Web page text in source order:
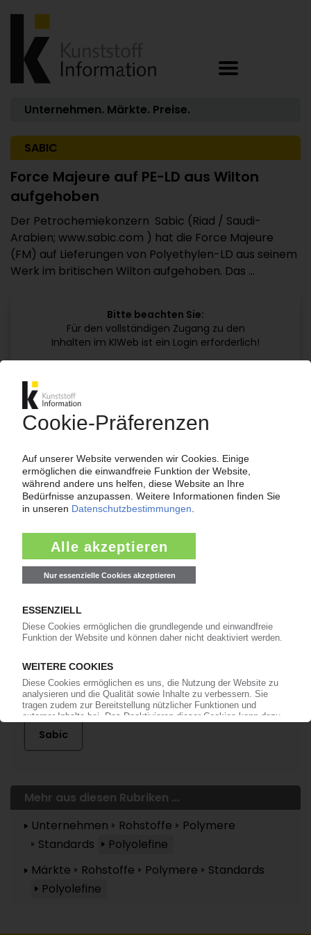
Unternehmen. Märkte. Preise.
SABIC
Force Majeure auf PE-LD aus Wilton
aufgehoben
Der Petrochemiekonzern Sabic (Riad / Saudi-
Arabien; www.sabic.com ) hat die Force Majeure
(FM) auf Lieferungen von Polyethylen-LD aus seinem
Werk im britischen Wilton aufgehoben. Das ...
Bitte beachten Sie:
Für den vollständigen Zugang zu den
Inhalten im KIWeb ist ein Login erforderlich!
Jetzt weiterlesen mit einem KI Abo:
Ihr KI Zugang
jährlich kündbar
ab99€/Monat
Jetzt kostenlos testen
Bereits KI-Abonnent? Jetzt
anmelden!
Mehr zu ...
Sabic
Mehr aus diesen Rubriken ...
Unternehmen
Rohstoffe
Polymere
Standards
Polyolefine
Märkte
Rohstoffe Polymere
Standards
Polyolefine